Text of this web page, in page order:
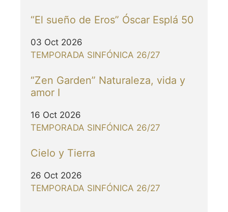
“El sueño de Eros” Óscar Esplá 50
03 Oct 2026
TEMPORADA SINFÓNICA 26/27
“Zen Garden” Naturaleza, vida y
amor I
16 Oct 2026
TEMPORADA SINFÓNICA 26/27
Cielo y Tierra
26 Oct 2026
TEMPORADA SINFÓNICA 26/27